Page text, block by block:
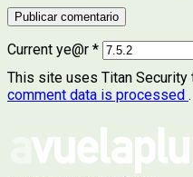
Current ye@r *
This site uses Titan Security
comment data is processed .